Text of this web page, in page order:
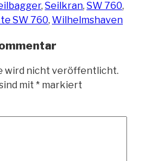
, Seilkran, SW 760,
SW 760, Wilhelmshaven
wird nicht veröffentlicht.
mit * markiert